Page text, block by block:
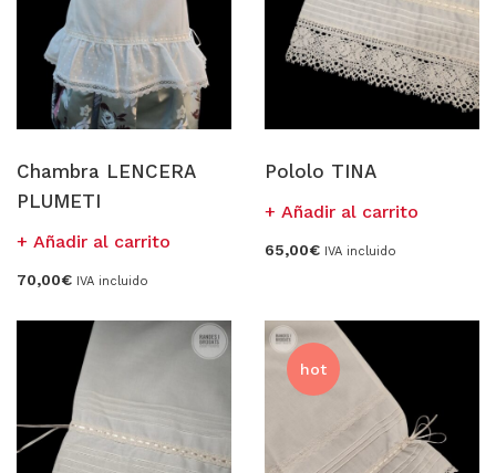
Chambra LENCERA
PLUMETI
Añadir al carrito
70,00€ IVA incluido
Pololo TINA
Añadir al carrito
65,00€ IVA incluido
hot